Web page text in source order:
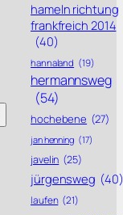
hameln richtung
frankfreich 2014
(40)
hannaland (19)
hermannsweg
(54)
hochebene (27)
jan henning (17)
javelin (25)
jürgensweg (40)
laufen (21)